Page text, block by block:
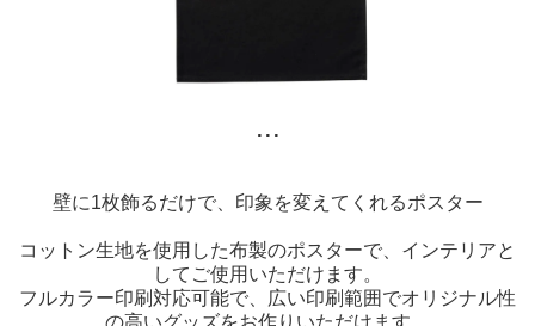
...
壁に1枚飾るだけで、印象を変えてくれるポスター
コットン生地を使用した布製のポスターで、インテリアと
してご使用いただけます。
フルカラー印刷対応可能で、広い印刷範囲でオリジナル性
の高いグッズをお作りいただけます。